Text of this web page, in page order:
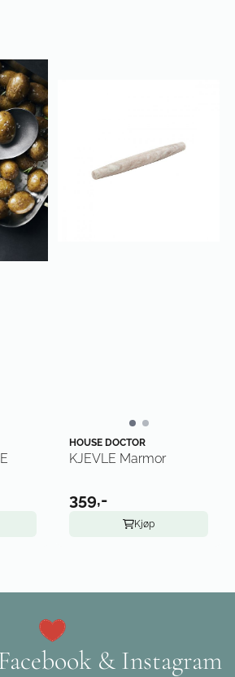
HOUSE DOCTOR
KJEVLE Marmor
359,-
Kjøp
& Instagram